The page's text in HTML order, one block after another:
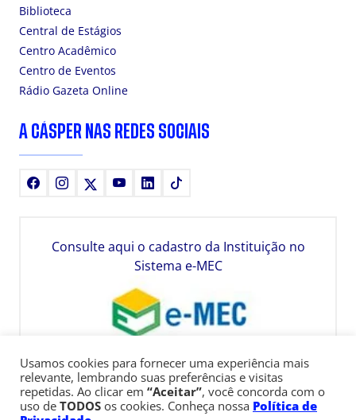
Biblioteca
Central de Estágios
Centro Acadêmico
Centro de Eventos
Rádio Gazeta Online
A CÁSPER NAS REDES SOCIAIS
FacebookInstagram YoutubeLinkedIn
Consulte aqui o cadastro da Instituição no
Sistema e-MEC
Usamos cookies para fornecer uma experiência mais
relevante, lembrando suas preferências e visitas
repetidas. Ao clicar em “Aceitar”, você concorda com o
uso de TODOS os cookies. Conheça nossa Política de